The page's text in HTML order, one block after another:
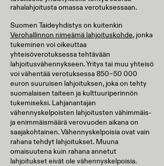
rahalahjoitusta omassa verotuksessaan.
Suomen Taideyhdistys on kuitenkin
Verohallinnon nimeämä lahjoituskohde, jonka
tukeminen voi oikeuttaa
yhteisöverotuksessa tehtävään
lahjoitusvähennykseen. Yritys tai muu yhteisö
voi vähentää verotuksessa 850–50 000
euron suuruisen lahjoituksen, joka on tehty
suomalaisen taiteen ja kulttuuriperinnön
tukemiseksi. Lahjanantajan
vähennyskelpoisten lahjoitusten vähimmäis-
ja enimmäismäärä verovuoden aikana on
saajakohtainen. Vähennyskelpoisia ovat vain
rahana tehdyt lahjoitukset. Muuna
omaisuutena kuin rahana annetut
lahjoitukset eivät ole vähennyskelpoisia.